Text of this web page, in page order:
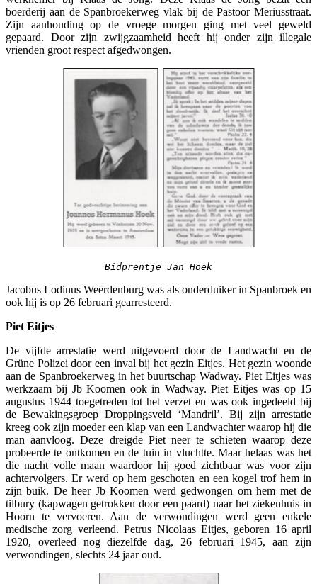
boerderij aan de Spanbroekerweg vlak bij de Pastoor Meriusstraat.
Zijn aanhouding op de vroege morgen ging met veel geweld
gepaard. Door zijn zwijgzaamheid heeft hij onder zijn illegale
vrienden groot respect afgedwongen.
Bidprentje Jan Hoek
Jacobus Lodinus Weerdenburg was als onderduiker in Spanbroek en
ook hij is op 26 februari gearresteerd.
Piet Eitjes
De vijfde arrestatie werd uitgevoerd door de Landwacht en de
Grüne Polizei door een inval bij het gezin Eitjes. Het gezin woonde
aan de Spanbroekerweg in het buurtschap Wadway. Piet Eitjes was
werkzaam bij Jb Koomen ook in Wadway. Piet Eitjes was op 15
augustus 1944 toegetreden tot het verzet en was ook ingedeeld bij
de Bewakingsgroep Droppingsveld ‘Mandril’. Bij zijn arrestatie
kreeg ook zijn moeder een klap van een Landwachter waarop hij die
man aanvloog. Deze dreigde Piet neer te schieten waarop deze
probeerde te ontkomen en de tuin in vluchtte. Maar helaas was het
die nacht volle maan waardoor hij goed zichtbaar was voor zijn
achtervolgers. Er werd op hem geschoten en een kogel trof hem in
zijn buik. De heer Jb Koomen werd gedwongen om hem met de
tilbury (kapwagen getrokken door een paard) naar het ziekenhuis in
Hoorn te vervoeren. Aan de verwondingen werd geen enkele
medische zorg verleend. Petrus Nicolaas Eitjes, geboren 16 april
1920, overleed nog diezelfde dag, 26 februari 1945, aan zijn
verwondingen, slechts 24 jaar oud.